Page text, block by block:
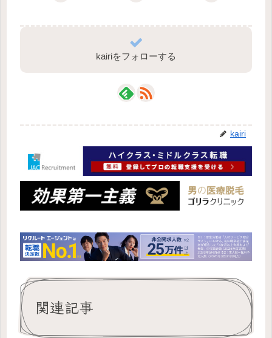
kairiをフォローする
kairi
関連記事